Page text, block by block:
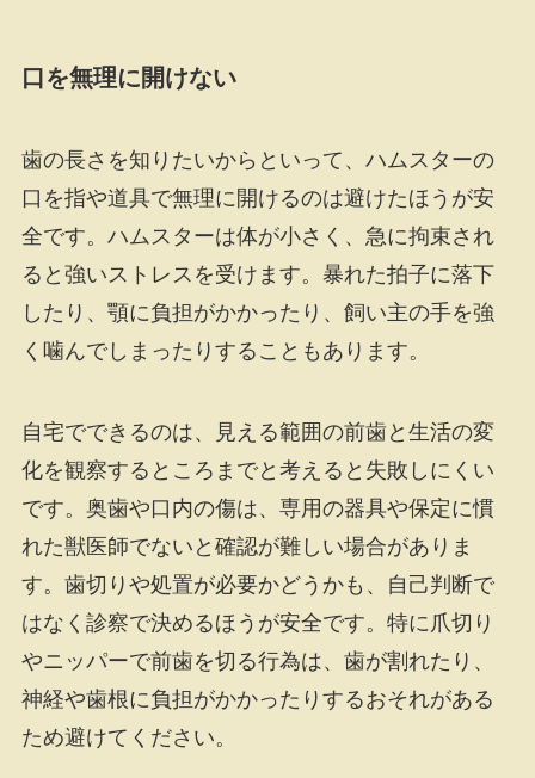
口を無理に開けない
歯の長さを知りたいからといって、ハムスターの
口を指や道具で無理に開けるのは避けたほうが安
全です。ハムスターは体が小さく、急に拘束され
ると強いストレスを受けます。暴れた拍子に落下
したり、顎に負担がかかったり、飼い主の手を強
く噛んでしまったりすることもあります。
自宅でできるのは、見える範囲の前歯と生活の変
化を観察するところまでと考えると失敗しにくい
です。奥歯や口内の傷は、専用の器具や保定に慣
れた獣医師でないと確認が難しい場合がありま
す。歯切りや処置が必要かどうかも、自己判断で
はなく診察で決めるほうが安全です。特に爪切り
やニッパーで前歯を切る行為は、歯が割れたり、
神経や歯根に負担がかかったりするおそれがある
ため避けてください。